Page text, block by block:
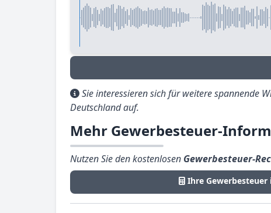
Sie interessieren sich für weitere spannende
Deutschland auf.
Mehr Gewerbesteuer-
Nutzen Sie den kostenlosen Gewerbesteuer-
Ihre